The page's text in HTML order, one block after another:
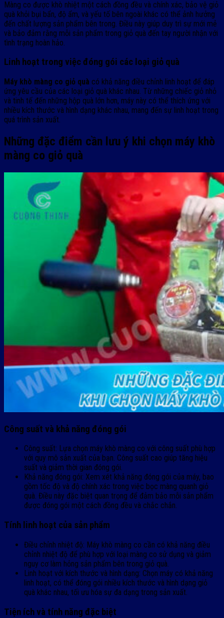
Màng co được khò nhiệt một cách đồng đều và chính xác, bảo vệ giỏ
quà khỏi bụi bẩn, độ ẩm, và yếu tố bên ngoài khác có thể ảnh hưởng
đến chất lượng sản phẩm bên trong. Điều này giúp duy trì sự mới mẻ
và bảo đảm rằng mỗi sản phẩm trong giỏ quà đến tay người nhận với
tình trạng hoàn hảo.
Linh hoạt trong việc đóng gói các loại giỏ quà
Máy khò màng co giỏ quà có khả năng điều chỉnh linh hoạt để đáp
ứng yêu cầu của các loại giỏ quà khác nhau. Từ những chiếc giỏ nhỏ
và tinh tế đến những hộp quà lớn hơn, máy này có thể thích ứng với
nhiều kích thước và hình dạng khác nhau, mang đến sự linh hoạt trong
quá trình sản xuất.
Những đặc điểm cần lưu ý khi chọn máy khò
màng co giỏ quà
Công suất và khả năng đóng gói
Công suất: Lựa chọn máy khò màng co với công suất phù hợp
với quy mô sản xuất của bạn. Công suất cao giúp tăng hiệu
suất và giảm thời gian đóng gói.
Khả năng đóng gói: Xem xét khả năng đóng gói của máy, bao
gồm tốc độ và độ chính xác trong việc bọc màng quanh giỏ
quà. Điều này đặc biệt quan trọng để đảm bảo mỗi sản phẩm
được đóng gói một cách đồng đều và chắc chắn.
Tính linh hoạt của sản phẩm
Điều chỉnh nhiệt độ: Máy khò màng co cần có khả năng điều
chỉnh nhiệt độ để phù hợp với loại màng co sử dụng và giảm
nguy cơ làm hỏng sản phẩm bên trong giỏ quà.
Linh hoạt với kích thước và hình dạng: Chọn máy có khả năng
linh hoạt, có thể đóng gói nhiều kích thước và hình dạng giỏ
quà khác nhau, tối ưu hóa sự đa dạng trong sản xuất.
Tiện ích và tính năng đặc biệt